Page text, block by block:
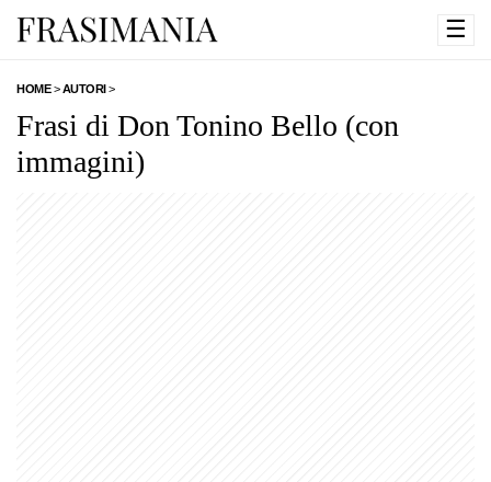
☰
HOME>AUTORI>
Frasi di Don Tonino Bello (con
immagini)